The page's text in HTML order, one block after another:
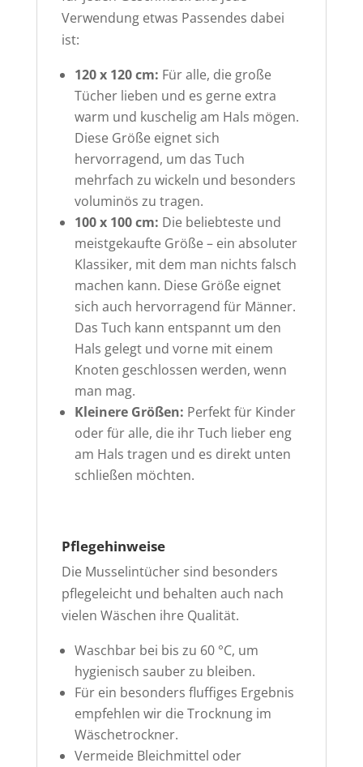
Verwendung etwas Passendes dabei
ist:
120 x 120 cm: Für alle, die große
Tücher lieben und es gerne extra
warm und kuschelig am Hals mögen.
Diese Größe eignet sich
hervorragend, um das Tuch
mehrfach zu wickeln und besonders
voluminös zu tragen.
100 x 100 cm: Die beliebteste und
meistgekaufte Größe – ein absoluter
Klassiker, mit dem man nichts falsch
machen kann. Diese Größe eignet
sich auch hervorragend für Männer.
Das Tuch kann entspannt um den
Hals gelegt und vorne mit einem
Knoten geschlossen werden, wenn
man mag.
Kleinere Größen: Perfekt für Kinder
oder für alle, die ihr Tuch lieber eng
am Hals tragen und es direkt unten
schließen möchten.
Pflegehinweise
Die Musselintücher sind besonders
pflegeleicht und behalten auch nach
vielen Wäschen ihre Qualität.
Waschbar bei bis zu 60 °C, um
hygienisch sauber zu bleiben.
Für ein besonders fluffiges Ergebnis
empfehlen wir die Trocknung im
Wäschetrockner.
Vermeide Bleichmittel oder